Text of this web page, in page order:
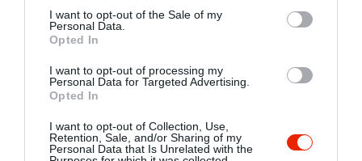
consent section.
I want to opt-out of the Sale of my
Personal Data.
Opted In
I want to opt-out of processing my
Personal Data for Targeted Advertising.
Opted In
I want to opt-out of Collection, Use,
Retention, Sale, and/or Sharing of my
Personal Data that Is Unrelated with the